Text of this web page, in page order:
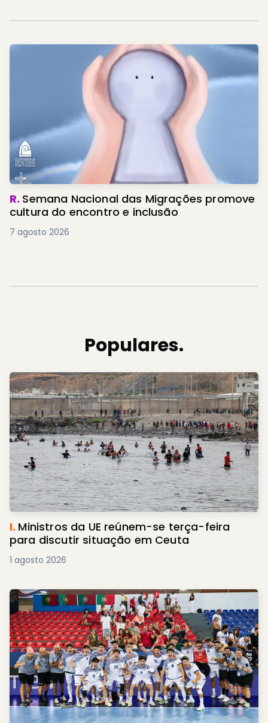
R. Semana Nacional das Migrações promove
cultura do encontro e inclusão
7 agosto 2026
Populares.
I. Ministros da UE reúnem-se terça-feira
para discutir situação em Ceuta
1 agosto 2026